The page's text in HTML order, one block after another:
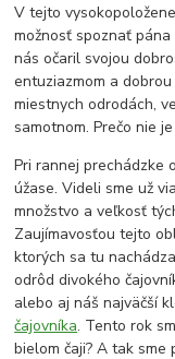
V tejto
možnosť spoznať
nás očaril svojou
entuziazmom a
miestnych odrodách,
samotnom. Prečo nie
Pri rannej prechádzke
úžase. Videli sme už
množstvo a veľkosť
Zaujímavosťou tejto
ktorých sa tu
odrôd divokého
alebo aj náš najväčší
čajovníka. Tento rok
bielom čaji? A tak